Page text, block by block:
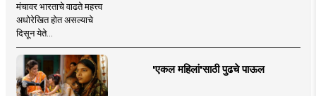
मंचावर भारताचे वाढते महत्त्व
अधोरेखित होत असल्याचे
दिसून येते...
'एकल महिलां'साठी पुढचे पाऊल